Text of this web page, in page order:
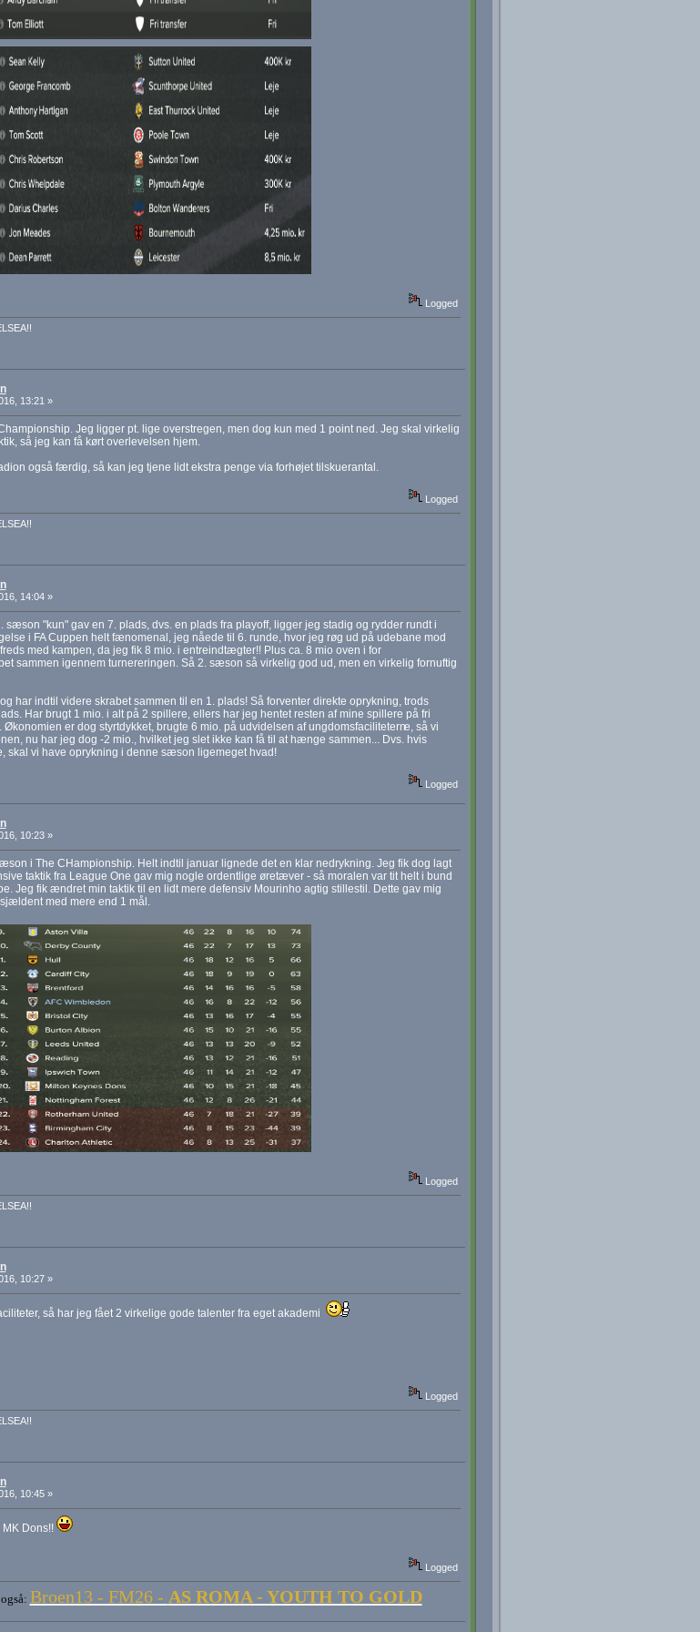
Logged
13:21 »
Jeg ligger pt. lige overstregen, men dog kun med 1 point ned. Jeg skal virkelig
så jeg kan få kørt overlevelsen hjem.
også færdig, så kan jeg tjene lidt ekstra penge via forhøjet tilskuerantal.
Logged
14:04 »
"kun" gav en 7. plads, dvs. en plads fra playoff, ligger jeg stadig og rydder rundt i
i FA Cuppen helt fænomenal, jeg nåede til 6. runde, hvor jeg røg ud på udebane mod
med kampen, da jeg fik 8 mio. i entreindtægter!! Plus ca. 8 mio oven i for
sammen igennem turnereringen. Så 2. sæson så virkelig god ud, men en virkelig fornuftig
har indtil videre skrabet sammen til en 1. plads! Så forventer direkte oprykning, trods
Har brugt 1 mio. i alt på 2 spillere, ellers har jeg hentet resten af mine spillere på fri
er dog styrtdykket, brugte 6 mio. på udvidelsen af ungdomsfaciliteterne, så vi
nu har jeg dog -2 mio., hvilket jeg slet ikke kan få til at hænge sammen... Dvs. hvis
skal vi have oprykning i denne sæson ligemeget hvad!
Logged
10:23 »
i The CHampionship. Helt indtil januar lignede det en klar nedrykning. Jeg fik dog lagt
taktik fra League One gav mig nogle ordentlige øretæver - så moralen var tit helt i bund
Jeg fik ændret min taktik til en lidt mere defensiv Mourinho agtig stillestil. Dette gav mig
med mere end 1 mål.
Logged
10:27 »
så har jeg fået 2 virkelige gode talenter fra eget akademi
Logged
10:45 »
Dons!!
Logged
Broen13 - FM26 - AS ROMA - YOUTH TO GOLD